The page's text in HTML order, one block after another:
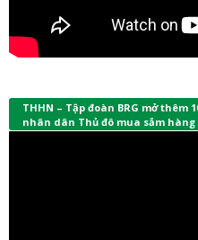
THHN – Tập đoàn BRG mở thêm
nhân dân Thủ đô mua sắm